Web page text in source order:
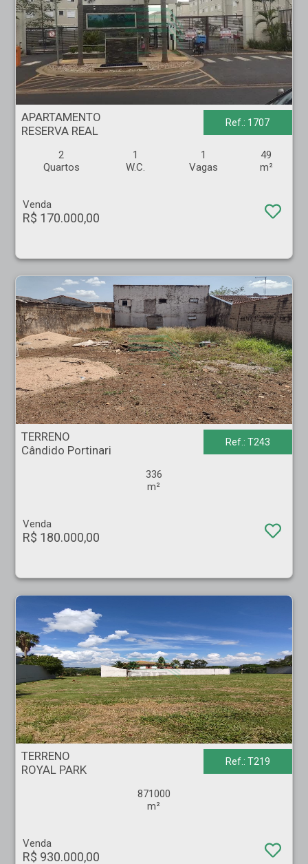
APARTAMENTO
RESERVA REAL
Ref.: 1707
2
Quartos
1
W.C.
1
Vagas
49
m²
Venda
R$ 170.000,00
TERRENO - Cândido Portinari - Ribeirão Preto
TERRENO
Cândido Portinari
Ref.: T243
336
m²
Venda
R$ 180.000,00
TERRENO - ROYAL PARK - Ribeirão Preto
TERRENO
ROYAL PARK
Ref.: T219
871000
m²
Venda
R$ 930.000,00